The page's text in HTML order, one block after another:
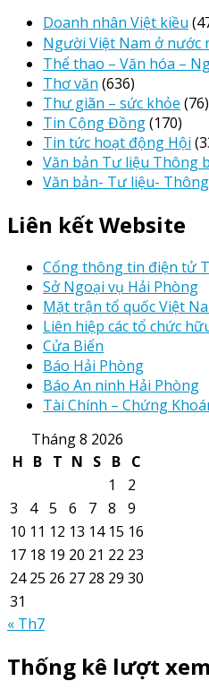
Doanh nhân Việt kiều
Người Việt Nam ở nước
Thể thao – Văn hóa –
Thơ văn (636)
Thư giãn – sức khỏe (76)
Tin Cộng Đồng(170)
Tin tức hoạt động Hội
Văn bản Tư liệu Thông
Văn bản- Tư liệu-
Liên kết Website
Cổng thông tin điện tử
Sở Ngoại vụ Hải Phòng
Mặt trận tổ quốc Việt
Liên hiệp các tổ chức
Cửa Biển
Báo Hải Phòng
Báo An ninh Hải Phòng
Tài Chính – Chứng
Tháng 8 2026
H B T N S B C
1
2
3
4 5 6 7 8
9
10 11 12 13 14 15 16
17 18 19 20 21 22 23
24 25 26 27 28 29 30
31
« Th7
Thống kê lượt xem